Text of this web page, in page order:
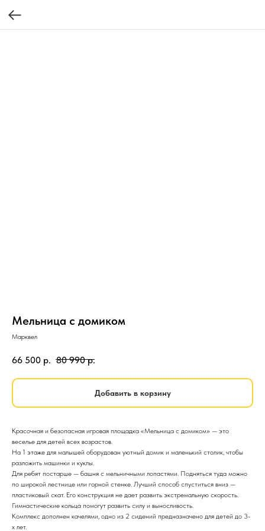
Мельница с домиком
Марквел
66 500 р. 80 990 р.
Добавить в корзину
Красочная и безопасная игровая площадка «Мельница с домиком» — это
веселье для детей всех возрастов.
На 1 этаже для малышей оборудован уютный домик и маленький столик, чтобы
разложить машинки и куклы.
Для ребят постарше — башня с мельничными лопастями. Подняться туда можно
по широкой лестнице или горной стенке. Лучший способ спуститься вниз —
пластиковый скат. Его конструкция не дает развить экстремальную скорость.
Гимнастические кольца помогут развить силу и выносливость.
Комплекс дополнен качелями, одно из 2 сидений предназначено для детей до 3-
х лет.